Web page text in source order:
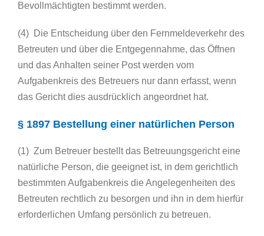
Bevollmächtigten bestimmt werden.
(4) Die Entscheidung über den Fernmeldeverkehr des
Betreuten und über die Entgegennahme, das Öffnen
und das Anhalten seiner Post werden vom
Aufgabenkreis des Betreuers nur dann erfasst, wenn
das Gericht dies ausdrücklich angeordnet hat.
§ 1897 Bestellung einer natürlichen Person
(1) Zum Betreuer bestellt das Betreuungsgericht eine
natürliche Person, die geeignet ist, in dem gerichtlich
bestimmten Aufgabenkreis die Angelegenheiten des
Betreuten rechtlich zu besorgen und ihn in dem hierfür
erforderlichen Umfang persönlich zu betreuen.